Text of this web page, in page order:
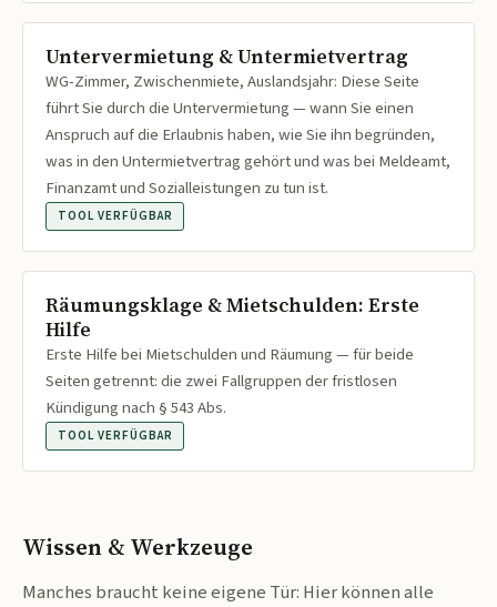
Untervermietung & Untermietvertrag
WG-Zimmer, Zwischenmiete, Auslandsjahr: Diese Seite
führt Sie durch die Untervermietung — wann Sie einen
Anspruch auf die Erlaubnis haben, wie Sie ihn begründen,
was in den Untermietvertrag gehört und was bei Meldeamt,
Finanzamt und Sozialleistungen zu tun ist.
TOOL VERFÜGBAR
Räumungsklage & Mietschulden: Erste
Hilfe
Erste Hilfe bei Mietschulden und Räumung — für beide
Seiten getrennt: die zwei Fallgruppen der fristlosen
Kündigung nach § 543 Abs.
TOOL VERFÜGBAR
Wissen & Werkzeuge
Manches braucht keine eigene Tür: Hier können alle